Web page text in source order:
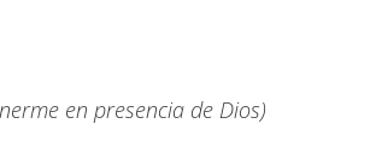
en presencia de Dios)